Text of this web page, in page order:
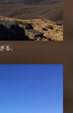
る。